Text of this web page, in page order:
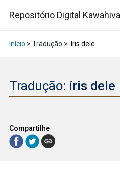
Repositório Digital Kawahiva
Início > Tradução > íris dele
Tradução: íris dele
Compartilhe